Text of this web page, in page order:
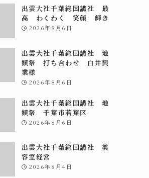
出雲大社千葉総国講社 最
高 わくわく 笑顔 輝き
2026年8月6日
出雲大社千葉総国講社 地
鎮祭 打ち合わせ 白井興
業様
2026年8月6日
出雲大社千葉総国講社 地
鎮祭 千葉市若葉区
2026年8月6日
出雲大社千葉総国講社 美
容室経営
2026年8月4日